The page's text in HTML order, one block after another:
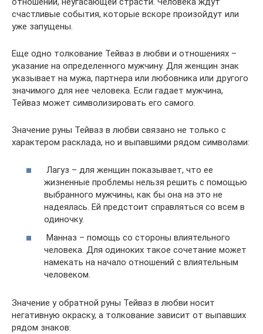
счастливые события, которые вскоре произойдут или
уже запущены.
Еще одно толкование Тейваз в любви и отношениях –
указание на определенного мужчину. Для женщин знак
указывает на мужа, партнера или любовника или другого
значимого для нее человека. Если гадает мужчина,
Тейваз может символизировать его самого.
Значение руны Тейваз в любви связано не только с
характером расклада, но и выпавшими рядом символами:
Лагуз – для женщин показывает, что ее
жизненные проблемы нельзя решить с помощью
выбранного мужчины, как бы она на это не
надеялась. Ей предстоит справляться со всем в
одиночку.
Манназ – помощь со стороны влиятельного
человека. Для одиноких такое сочетание может
намекать на начало отношений с влиятельным
человеком.
Значение у обратной руны Тейваз в любви носит
негативную окраску, а толкование зависит от выпавших
рядом знаков: